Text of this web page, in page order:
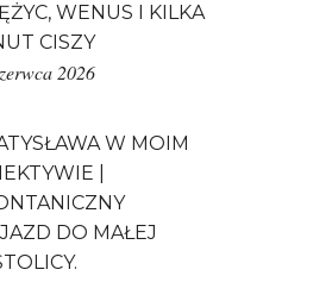
WENUS I KILKA
CISZY
2026
W MOIM
|
DO MAŁEJ